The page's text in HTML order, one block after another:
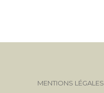
MENTIONS LÉGALES